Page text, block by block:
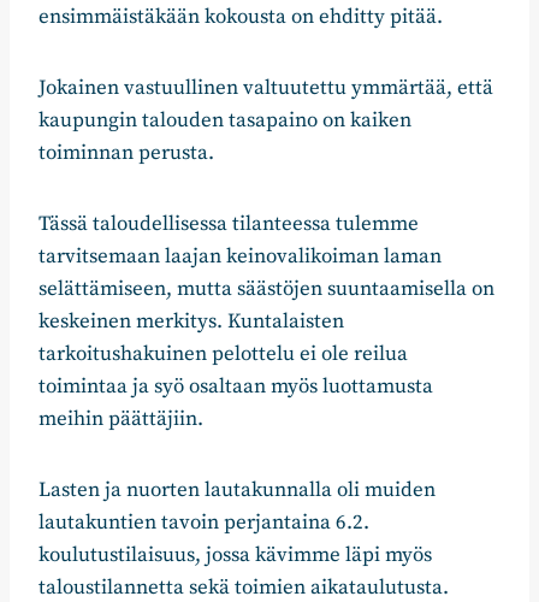
ensimmäistäkään kokousta on ehditty pitää.
Jokainen vastuullinen valtuutettu ymmärtää, että
kaupungin talouden tasapaino on kaiken
toiminnan perusta.
Tässä taloudellisessa tilanteessa tulemme
tarvitsemaan laajan keinovalikoiman laman
selättämiseen, mutta säästöjen suuntaamisella on
keskeinen merkitys. Kuntalaisten
tarkoitushakuinen pelottelu ei ole reilua
toimintaa ja syö osaltaan myös luottamusta
meihin päättäjiin.
Lasten ja nuorten lautakunnalla oli muiden
lautakuntien tavoin perjantaina 6.2.
koulutustilaisuus, jossa kävimme läpi myös
taloustilannetta sekä toimien aikataulutusta.